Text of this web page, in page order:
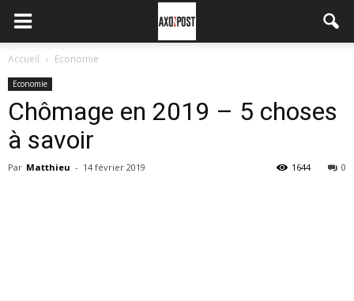
Accueil Economie
Economie
Chômage en 2019 – 5 choses
à savoir
Par Matthieu - 14 février 2019 0
1644